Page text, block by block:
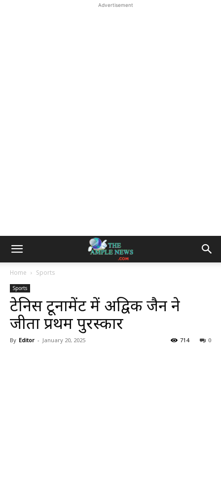
Advertisement
Home Sports
Sports
टेनिस टूर्नामेंट में अद्विक जैन ने
जीता प्रथम पुरस्कार
By Editor - January 20, 2025 0
714